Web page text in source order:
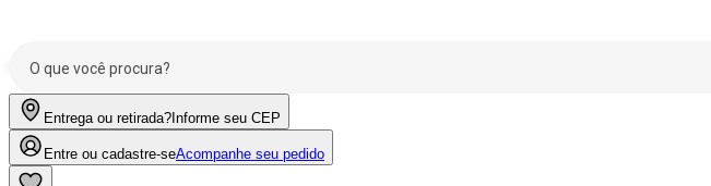
Entrega ou retirada? Informe seu CEP
Entre ou cadastre-seAcompanhe seu pedido